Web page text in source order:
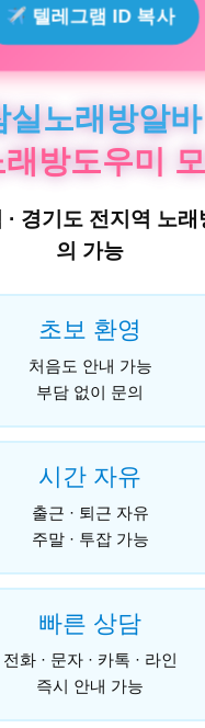
텔레그램 ID 복사
실노래방알바
방도우미
· 경기도 전지역 노래
의 가능
초보 환영
처음도 안내 가능
부담 없이 문의
시간 자유
출근 · 퇴근 자유
주말 · 투잡 가능
빠른 상담
전화 · 문자 · 카톡 · 라인
즉시 안내 가능